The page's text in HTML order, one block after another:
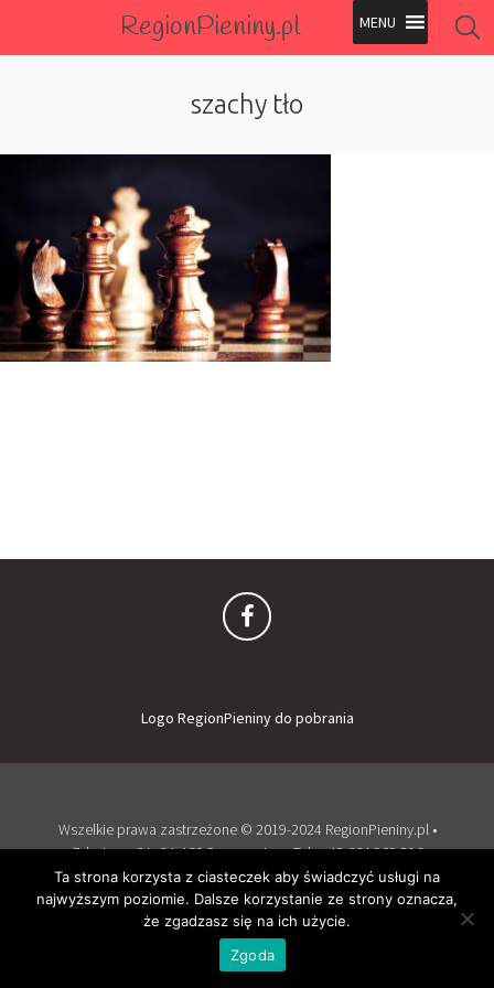
RegionPieniny.pl
szachy tło
Logo RegionPieniny do pobrania
Wszelkie prawa zastrzeżone © 2019-2024 RegionPieniny.pl •
Zdrojowa 2A, 34-460 Szczawnica • Tel: + 48 664 909 516
Zaloguj
Dodaj obiekt
Wspierany przez WordPress iListablebyPixelGrade.
Ta strona korzysta z ciasteczek aby świadczyć usługi na
najwyższym poziomie. Dalsze korzystanie ze strony oznacza,
że zgadzasz się na ich użycie.
Zgoda